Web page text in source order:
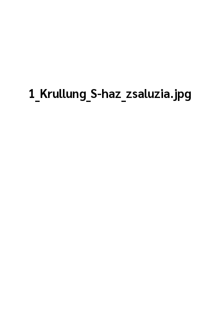
1_Krullung_S-haz_zsaluzia.jpg